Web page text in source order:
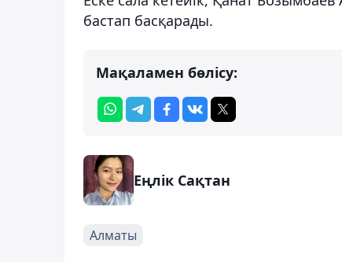
бастап басқарады.
Мақаламен бөлісу:
Еңлік Сақтан
Алматы